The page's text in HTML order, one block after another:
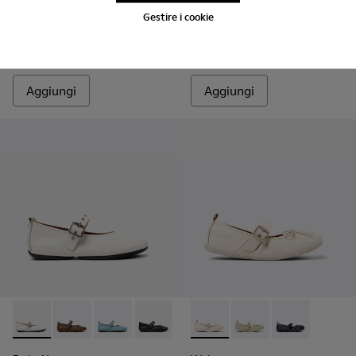
Gestire i cookie
Aggiungi
Right Nina
Aggiungi
Right Nina - K201962-002 - Ballerine in pelle bianche da
Right Nina - K201962-004
Right Nina - K201962-003
Right Nina - K201962-001
Wabi - K201927-002 -
Wabi - K201927-004
Wabi -